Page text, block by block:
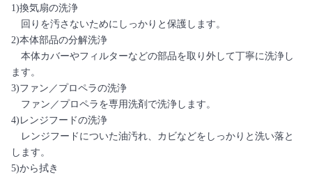
1)換気扇の洗浄
回りを汚さないためにしっかりと保護します。
2)本体部品の分解洗浄
本体カバーやフィルターなどの部品を取り外して丁寧に洗浄し
ます。
3)ファン／プロペラの洗浄
ファン／プロペラを専用洗剤で洗浄します。
4)レンジフードの洗浄
レンジフードについた油汚れ、カビなどをしっかりと洗い落と
します。
5)から拭き